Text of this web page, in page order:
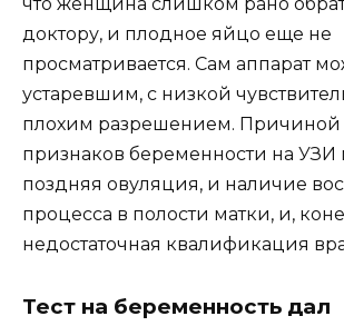
доктору, и плодное яйцо еще не
просматривается. Сам аппарат
устаревшим, с низкой
плохим разрешением. Причиной
признаков беременности на УЗИ
поздняя овуляция, и наличие
процесса в полости матки, и,
недостаточная квалификация
Тест на беременность дал